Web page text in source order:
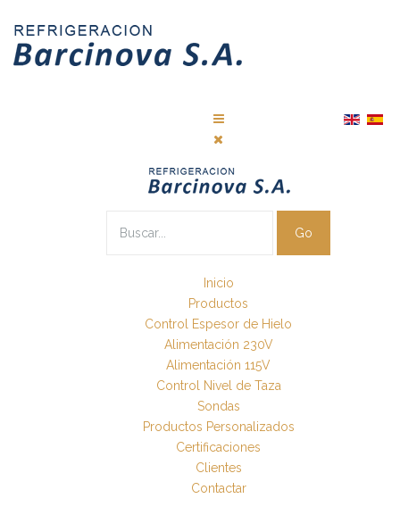
Go
Inicio
Productos
Control Espesor de Hielo
Alimentación 230V
Alimentación 115V
Control Nivel de Taza
Sondas
Productos Personalizados
Certificaciones
Clientes
Contactar